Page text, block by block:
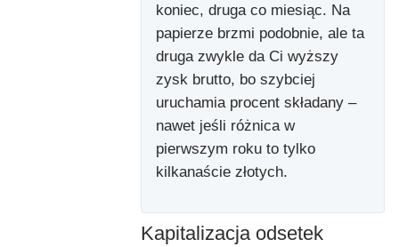
koniec, druga co miesiąc. Na
papierze brzmi podobnie, ale ta
druga zwykle da Ci wyższy
zysk brutto, bo szybciej
uruchamia procent składany –
nawet jeśli różnica w
pierwszym roku to tylko
kilkanaście złotych.
Kapitalizacja odsetek